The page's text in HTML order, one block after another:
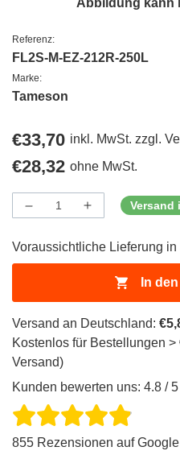
Abbildung kann
Referenz:
FL2S-M-EZ-212R-250L
Marke:
Tameson
Regulärer
Preis
€33,70 inkl. MwSt. zzgl.
Regulärer
Preis
€28,32 ohne MwSt.
Menge
Menge
verringern
ProductDrop
Menge
erhöhen
ProductDrop
Versand
Voraussichtliche Lieferung in
In
Versand an Deutschland:
Kostenlos für Bestellungen >
Versand)
Kunden bewerten uns: 4.8 / 5
855 Rezensionen auf Google